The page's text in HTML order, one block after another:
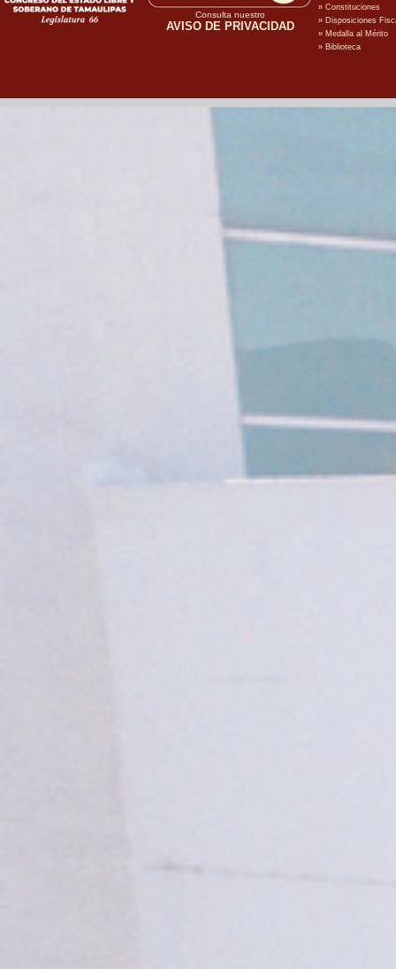
Consulta nuestro
AVISO DE PRIVACIDAD